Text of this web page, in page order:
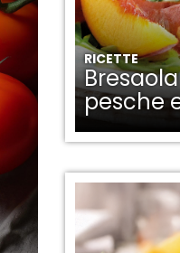
RICETTE
pesche